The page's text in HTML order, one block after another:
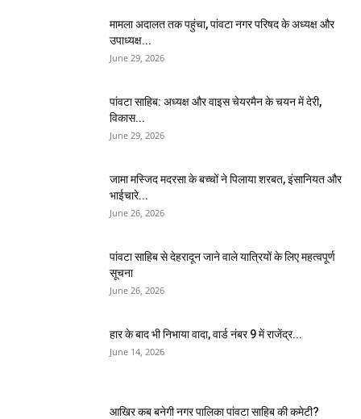
मामला अदालत तक पहुंचा, पांवटा नगर परिषद के अध्यक्ष और
उपाध्यक्ष...
June 29, 2026
पांवटा साहिब: अध्यक्ष और वाइस चेयरमैन के चयन में देरी,
विकास...
June 29, 2026
जामा मस्जिद मदरसा के बच्चों ने पिलाया शरबत, इंसानियत और
भाईचारे...
June 26, 2026
पांवटा साहिब से देहरादून जाने वाले यात्रियों के लिए महत्वपूर्ण
सूचना
June 26, 2026
हार के बाद भी निभाया वादा, वार्ड नंबर 9 में राजेंद्र...
June 14, 2026
आखिर कब बनेगी नगर पालिका पांवटा साहिब की कमेटी?